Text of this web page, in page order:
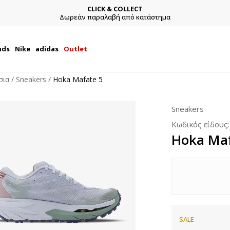
CLICK & COLLECT
Δωρεάν παραλαβή από κατάστημα
Nike adidas Outlet
Sneakers Hoka Mafate 5
Sneakers
Κωδικός είδους:
Hoka
SALE